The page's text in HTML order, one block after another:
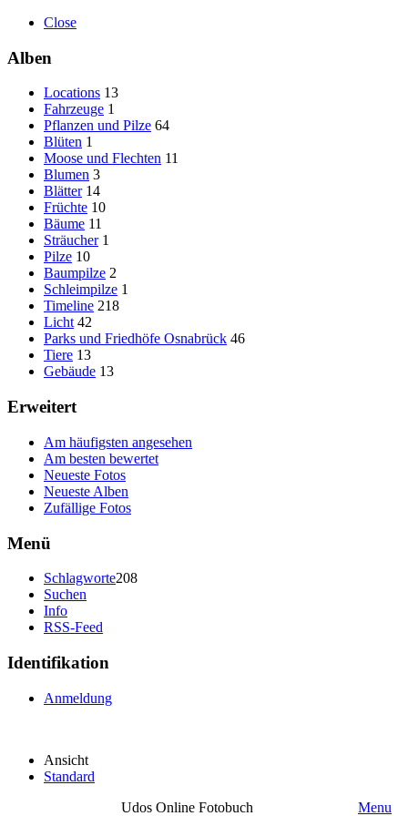
Close
Alben
Locations 13
Fahrzeuge 1
Pflanzen und Pilze 64
Blüten 1
Moose und Flechten 11
Blumen 3
Blätter 14
Früchte 10
Bäume 11
Sträucher 1
Pilze 10
Baumpilze 2
Schleimpilze 1
Timeline 218
Licht 42
Parks und Friedhöfe Osnabrück 46
Tiere 13
Gebäude 13
Erweitert
Am häufigsten angesehen
Am besten bewertet
Neueste Fotos
Neueste Alben
Zufällige Fotos
Menü
Schlagworte208
Suchen
Info
RSS-Feed
Identifikation
Anmeldung
Ansicht
Standard
Udos Online Fotobuch
Menu